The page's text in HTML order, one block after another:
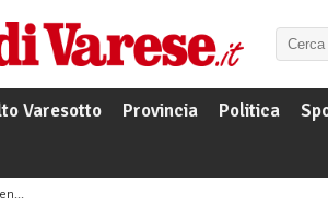
Varesotto Provincia Politica